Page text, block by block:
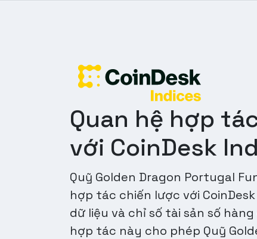
Quan hệ hợp
với CoinDesk
Quỹ Golden Dragon Portugal
hợp tác chiến lược với
dữ liệu và chỉ số tài sản số
hợp tác này cho phép Quỹ